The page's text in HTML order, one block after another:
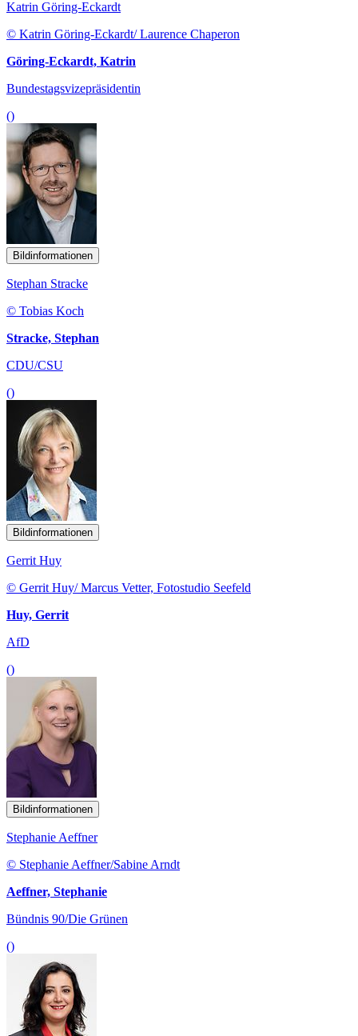
Katrin Göring-Eckardt
© Katrin Göring-Eckardt/ Laurence Chaperon
Göring-Eckardt, Katrin
Bundestagsvizepräsidentin
()
Bildinformationen
Stephan Stracke
© Tobias Koch
Stracke, Stephan
CDU/CSU
()
Bildinformationen
Gerrit Huy
© Gerrit Huy/ Marcus Vetter, Fotostudio Seefeld
Huy, Gerrit
AfD
()
Bildinformationen
Stephanie Aeffner
© Stephanie Aeffner/Sabine Arndt
Aeffner, Stephanie
Bündnis 90/Die Grünen
()